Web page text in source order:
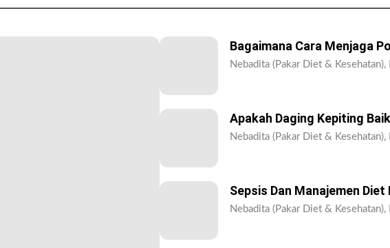
Bagaimana Cara Menjaga
Nebadita (Pakar Diet & Kesehatan),
Apakah Daging Kepiting
Nebadita (Pakar Diet & Kesehatan),
Sepsis Dan Manajemen
Nebadita (Pakar Diet & Kesehatan),